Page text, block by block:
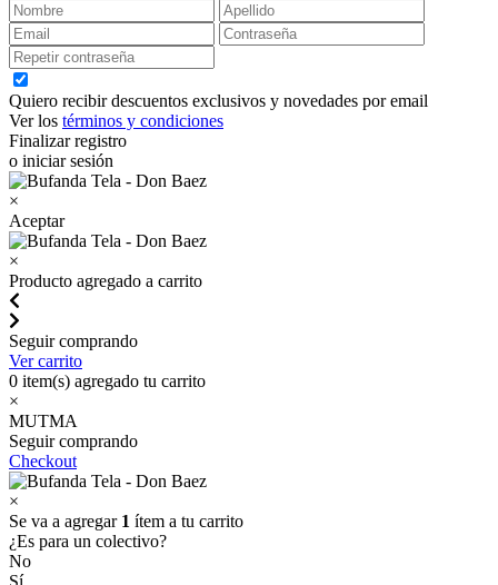
Quiero recibir descuentos exclusivos y novedades por email
Ver los términos y condiciones
Finalizar registro
o iniciar sesión
×
Aceptar
×
Producto agregado a carrito
Seguir comprando
Ver carrito
0 item(s) agregado tu carrito
×
MUTMA
Seguir comprando
Checkout
×
Se va a agregar 1 ítem a tu carrito
¿Es para un colectivo?
No